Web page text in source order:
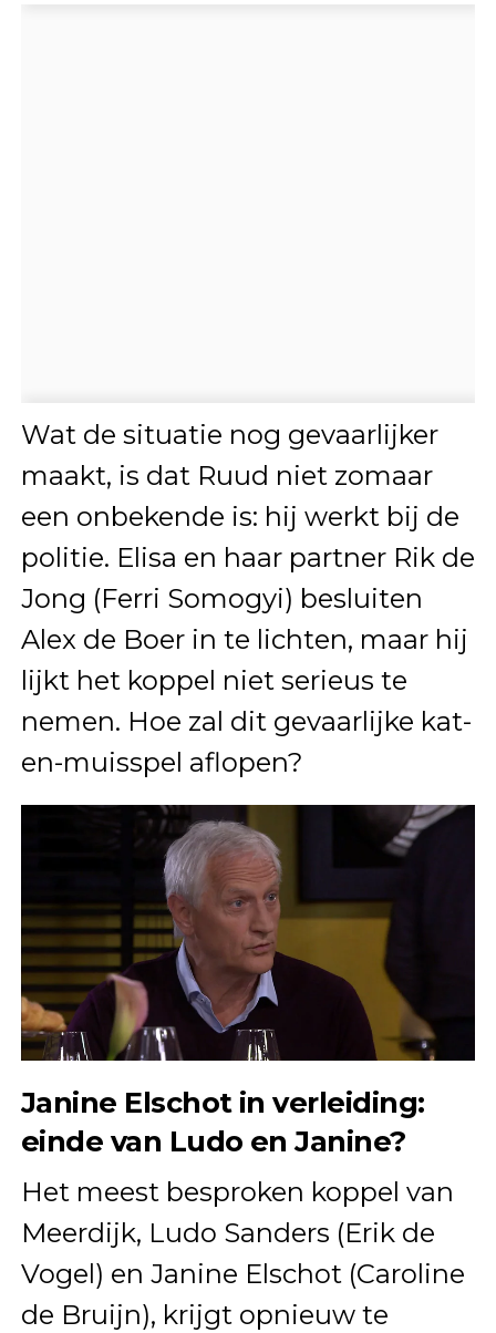
Wat de situatie nog gevaarlijker
maakt, is dat Ruud niet zomaar
een onbekende is: hij werkt bij de
politie. Elisa en haar partner Rik de
Jong (Ferri Somogyi) besluiten
Alex de Boer in te lichten, maar hij
lijkt het koppel niet serieus te
nemen. Hoe zal dit gevaarlijke kat-
en-muisspel aflopen?
Janine Elschot in verleiding:
einde van Ludo en Janine?
Het meest besproken koppel van
Meerdijk, Ludo Sanders (Erik de
Vogel) en Janine Elschot (Caroline
de Bruijn), krijgt opnieuw te